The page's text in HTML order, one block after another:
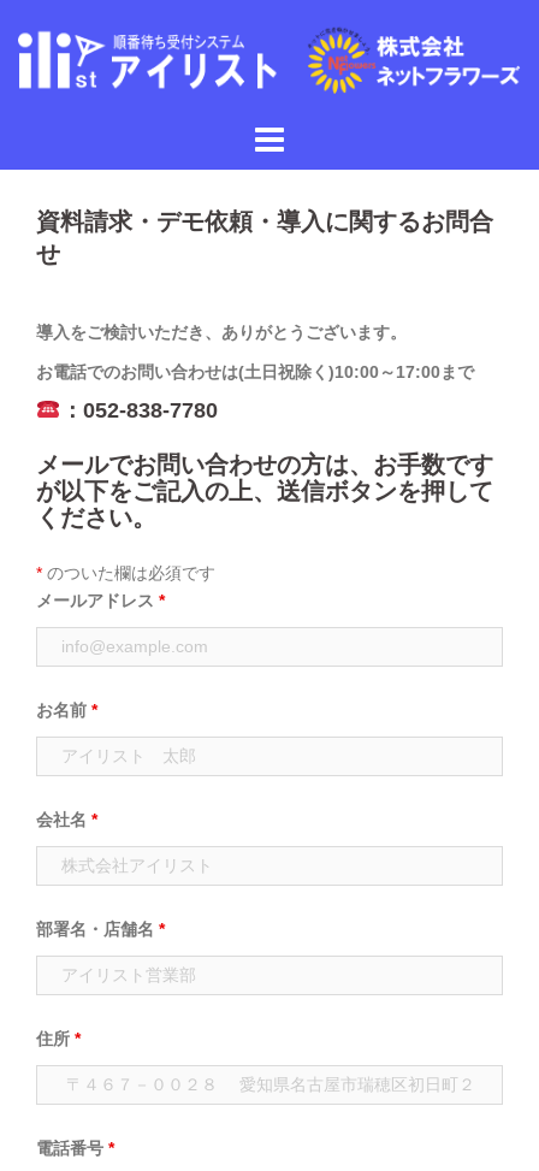
資料請求・デモ依頼・導入に関するお問合
せ
導入をご検討いただき、ありがとうございます。
お電話でのお問い合わせは(土日祝除く)10:00～17:00まで
：052-838-7780
メールでお問い合わせの方は、お手数です
が以下をご記入の上、送信ボタンを押して
ください。
* のついた欄は必須です
メールアドレス *
お名前 *
会社名 *
部署名・店舗名 *
住所 *
電話番号 *